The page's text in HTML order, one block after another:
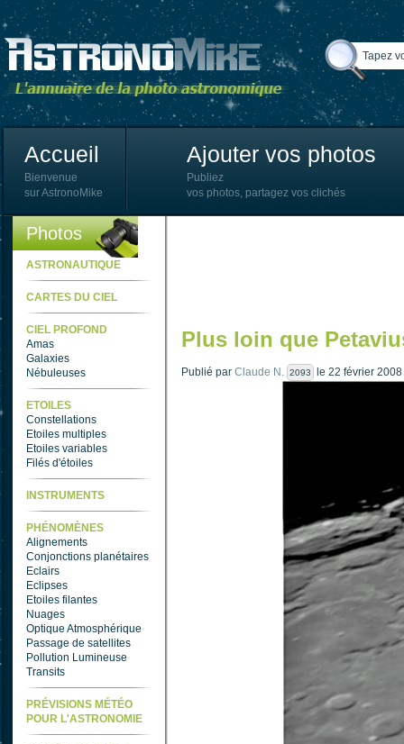
Accueil
Bienvenue
sur AstronoMike
Ajouter vos photos
Publiez
vos photos, partagez vos clichés
Photos
ASTRONAUTIQUE
CARTES DU CIEL
CIEL PROFOND
Amas
Galaxies
Nébuleuses
ETOILES
Constellations
Etoiles multiples
Etoiles variables
Filés d'étoiles
INSTRUMENTS
PHÉNOMÈNES
Alignements
Conjonctions planétaires
Eclairs
Eclipses
Etoiles filantes
Nuages
Optique Atmosphérique
Passage de satellites
Pollution Lumineuse
Transits
PRÉVISIONS MÉTÉO
POUR L'ASTRONOMIE
Plus loin que
Publié par Claude N. 2093 le 22 février